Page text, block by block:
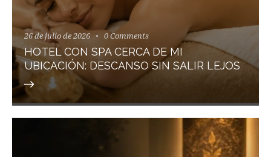
26 de julio de 2026 0 Comments
HOTEL CON SPA CERCA DE MI
UBICACIÓN: DESCANSO SIN SALIR LEJOS